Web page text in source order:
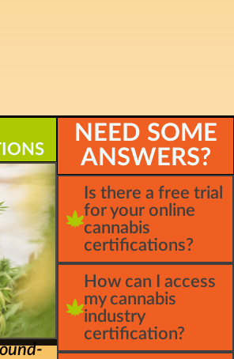
NEED SOME
ANSWERS?
Is there a free trial
for your online
cannabis
certifications?
How can I access
my cannabis
industry
certification?